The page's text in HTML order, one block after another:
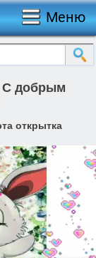
Меню
С добрым
открытка